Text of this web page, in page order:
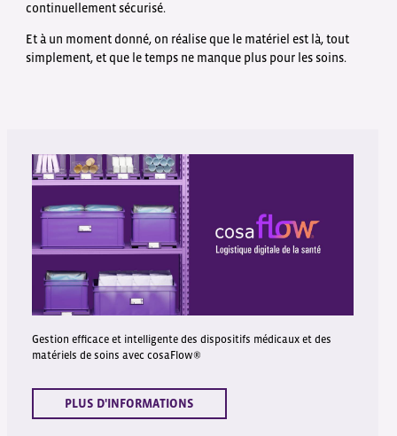
continuellement sécurisé.
Et à un moment donné, on réalise que le matériel est là, tout
simplement, et que le temps ne manque plus pour les soins.
Gestion efficace et intelligente des dispositifs médicaux et des
matériels de soins avec cosaFlow®
PLUS D'INFORMATIONS